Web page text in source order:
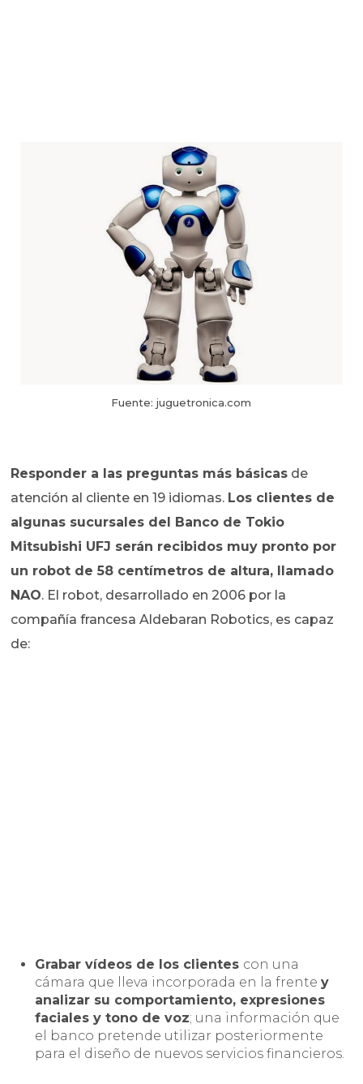
Fuente: juguetronica.com
Responder a las preguntas más básicas de
atención al cliente en 19 idiomas. Los clientes de
algunas sucursales del Banco de Tokio
Mitsubishi UFJ serán recibidos muy pronto por
un robot de 58 centímetros de altura, llamado
NAO. El robot, desarrollado en 2006 por la
compañía francesa Aldebaran Robotics, es capaz
de:
Grabar vídeos de los clientes con una
cámara que lleva incorporada en la frentey
analizar su comportamiento, expresiones
faciales y tono de voz; una información que
el banco pretende utilizar posteriormente
para el diseño de nuevos servicios financieros.